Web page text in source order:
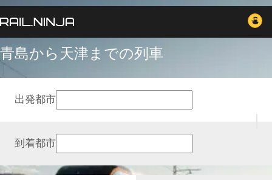
青島から天津までの列車
出発都市
到着都市